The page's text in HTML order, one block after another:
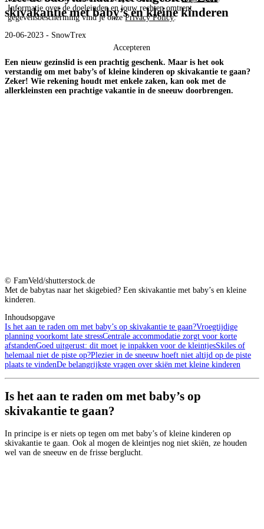
Informatie over de doeleinden en jouw rechten omtrent
gegevensbescherming vind je onzePrivacy Policy.
Accepteren
skivakantie met baby’s en kleine kinderen
20-06-2023 - SnowTrex
Een nieuw gezinslid is een prachtig geschenk. Maar is het ook
verstandig om met baby’s of kleine kinderen op skivakantie te gaan?
Zeker! Wie rekening houdt met enkele zaken, kan ook met de
allerkleinsten een prachtige vakantie in de sneeuw doorbrengen.
© FamVeld/shutterstock.de
Met de babytas naar het skigebied? Een skivakantie met baby’s en kleine
kinderen.
Inhoudsopgave
Is het aan te raden om met baby’s op skivakantie te gaan?Vroegtijdige
planning voorkomt late stressCentrale accommodatie zorgt voor korte
afstandenGoed uitgerust: dit moet je inpakken voor de kleintjesSkiles of
helemaal niet de piste op?Plezier in de sneeuw hoeft niet altijd op de piste
plaats te vindenDe belangrijkste vragen over skiën met kleine kinderen
Is het aan te raden om met baby’s op
skivakantie te gaan?
In principe is er niets op tegen om met baby’s of kleine kinderen op
skivakantie te gaan. Ook al mogen de kleintjes nog niet skiën, ze houden
wel van de sneeuw en de frisse berglucht.